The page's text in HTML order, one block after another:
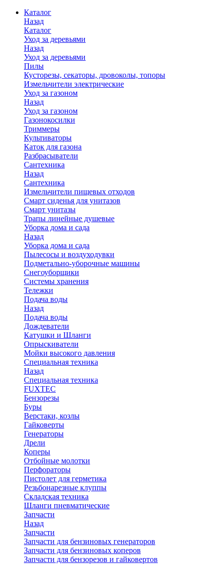
Каталог
Назад
Каталог
Уход за деревьями
Назад
Уход за деревьями
Пилы
Кусторезы, секаторы, дровоколы, топоры
Измельчители электрические
Уход за газоном
Назад
Уход за газоном
Газонокосилки
Триммеры
Культиваторы
Каток для газона
Разбрасыватели
Сантехника
Назад
Сантехника
Измельчители пищевых отходов
Смарт сиденья для унитазов
Смарт унитазы
Трапы линейные душевые
Уборка дома и сада
Назад
Уборка дома и сада
Пылесосы и воздуходувки
Подметально-уборочные машины
Снегоуборщики
Системы хранения
Тележки
Подача воды
Назад
Подача воды
Дождеватели
Катушки и Шланги
Опрыскиватели
Мойки высокого давления
Специальная техника
Назад
Специальная техника
FUXTEC
Бензорезы
Буры
Верстаки, козлы
Гайковерты
Генераторы
Дрели
Коперы
Отбойные молотки
Перфораторы
Пистолет для герметика
Резьбонарезные клуппы
Складская техника
Шланги пневматические
Запчасти
Назад
Запчасти
Запчасти для бензиновых генераторов
Запчасти для бензиновых коперов
Запчасти для бензорезов и гайковертов